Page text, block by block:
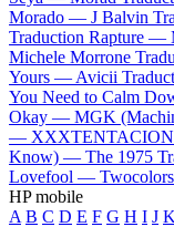
Morado — J Balvin
Traduction Rapture —
Michele Morrone
Yours — Avicii
You Need to Calm
Okay — MGK
— XXXTENTACION
Know) — The 1975
Lovefool — Twocolors
HP mobile
A B C D E F G H I J K